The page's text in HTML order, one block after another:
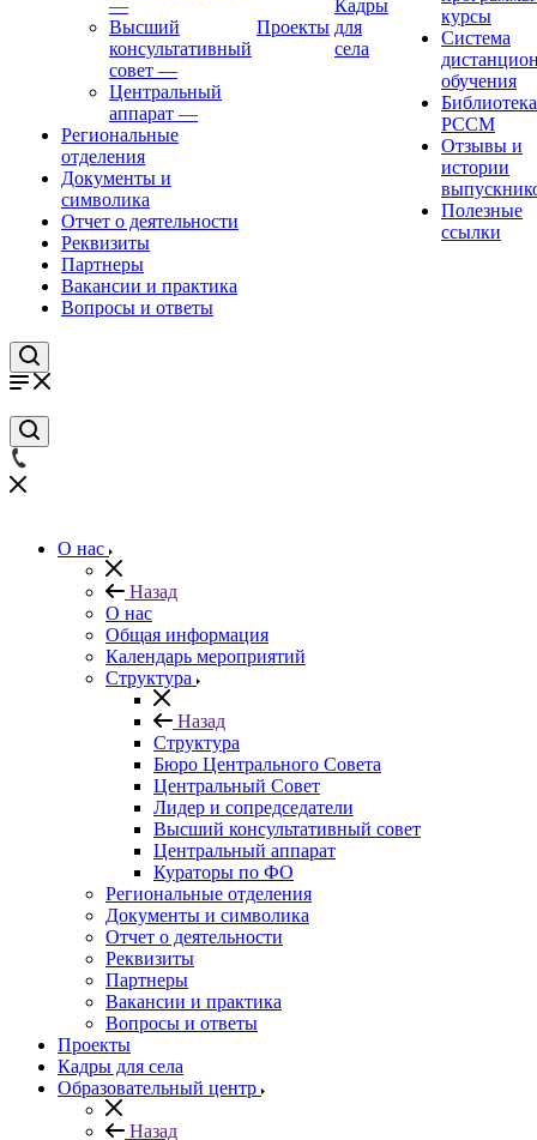
—
Высший
консультативный
совет —
Центральный
аппарат —
Региональные
отделения
Документы и
символика
Отчет о деятельности
Реквизиты
Партнеры
Вакансии и практика
Вопросы и ответы
Проекты
Кадры
для
села
курсы
Система
обучения
Библиотека
РССМ
Отзывы и
истории
Полезные
ссылки
О нас
Назад
О нас
Общая информация
Календарь мероприятий
Структура
Назад
Структура
Бюро Центрального Совета
Центральный Совет
Лидер и сопредседатели
Высший консультативный совет
Центральный аппарат
Кураторы по ФО
Региональные отделения
Документы и символика
Отчет о деятельности
Реквизиты
Партнеры
Вакансии и практика
Вопросы и ответы
Проекты
Кадры для села
Образовательный центр
Назад